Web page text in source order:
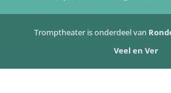
Tromptheater is onderdeel van
Veel en Ver